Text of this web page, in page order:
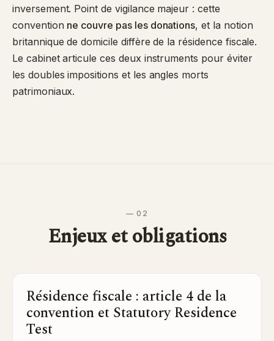
inversement. Point de vigilance majeur : cette
convention ne couvre pas les donations, et la notion
britannique de domicile diffère de la résidence fiscale.
Le cabinet articule ces deux instruments pour éviter
les doubles impositions et les angles morts
patrimoniaux.
— 02
Enjeux et obligations
Résidence fiscale : article 4 de la
convention et Statutory Residence
Test